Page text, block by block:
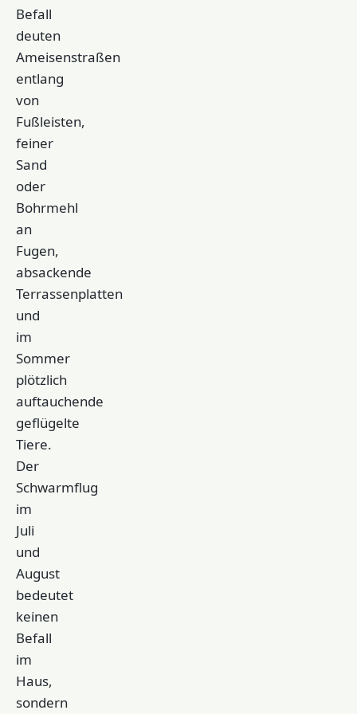
Befall
deuten
Ameisenstraßen
entlang
von
Fußleisten,
feiner
Sand
oder
Bohrmehl
an
Fugen,
absackende
Terrassenplatten
und
im
Sommer
plötzlich
auftauchende
geflügelte
Tiere.
Der
Schwarmflug
im
Juli
und
August
bedeutet
keinen
Befall
im
Haus,
sondern